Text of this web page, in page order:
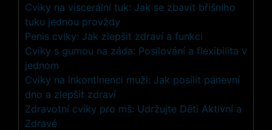
Cviky na viscerální tuk: Jak se zbavit břišního
tuku jednou provždy
Penis cviky: Jak zlepšit zdraví a funkci
Cviky s gumou na záda: Posilování a flexibilita v
jednom
Cviky na inkontinenci muži: Jak posílit pánevní
dno a zlepšit zdraví
Zdravotní cviky pro mš: Udržujte Děti Aktivní a
Zdravé